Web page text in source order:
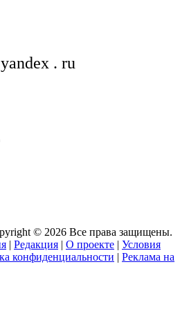
. ru
© 2026 Все права защищены.
| Редакция | О проекте | Условия
конфиденциальности | Реклама на